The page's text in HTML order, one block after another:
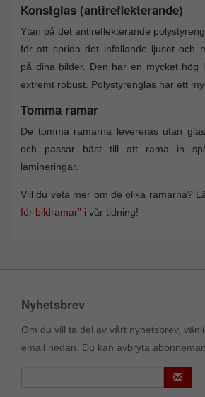
Konstglas (antireflekterande)
Ytan på det antireflekterande
för att sprida det infallande ljuset och
på dina bilder. Den har en mycket hög
extremt robust. Polystyrenglas har ett
Tomma ramar
De tomma ramarna levereras utan
och passar bäst till att rama in
lamineringar.
Vill du veta mer om de olika ramarna?
för bildramar" i vår tidning!
Nyhetsbrev
Om du vill ta del av vårt nyhetsbrev,
email nedan. Du kan avbryta